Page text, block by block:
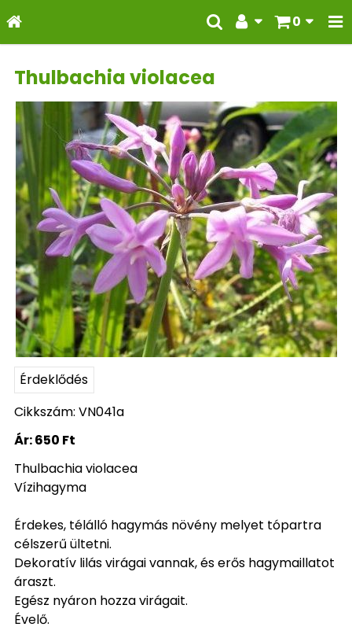
0
Thulbachia violacea
Érdeklődés
Cikkszám: VN041a
Ár:650 Ft
Thulbachia violacea
Vízihagyma
Érdekes, télálló hagymás növény melyet tópartra
célszerű ültetni.
Dekoratív lilás virágai vannak, és erős hagymaillatot
áraszt.
Egész nyáron hozza virágait.
Évelő.